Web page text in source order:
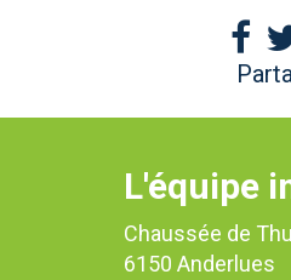
L'équipe
Chaussée de
6150 Anderlues